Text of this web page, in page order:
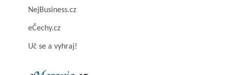
NejBusiness.cz
eČechy.cz
Uč se a vyhraj!